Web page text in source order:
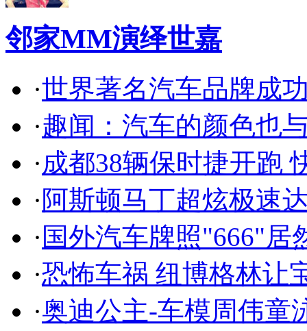
邻家MM演绎世嘉
·世界著名汽车品牌成
·趣闻：汽车的颜色也
·成都38辆保时捷开跑
·阿斯顿马丁超炫极速
· 国外汽车牌照"666"居
·恐怖车祸 纽博格林让
·奥迪公主-车模周伟童